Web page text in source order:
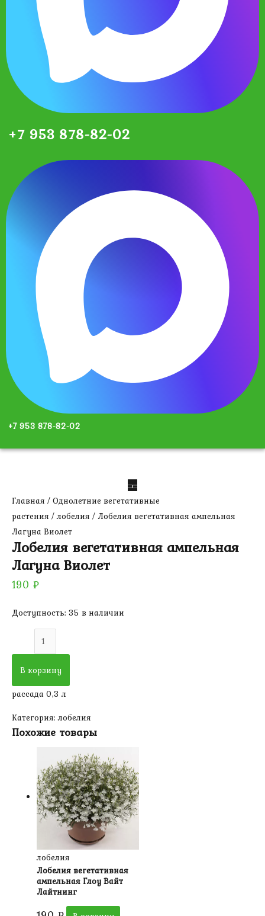
+7 953 878-82-02
+7 953 878-82-02
Главная / Однолетние вегетативные
растения /лобелия / Лобелия вегетативная ампельная
Лагуна Виолет
Лобелия вегетативная ампельная
Лагуна Виолет
190 ₽
Доступность: 35 в наличии
Количество
товара
Лобелия
ампельная
Лагуна
Виолет
В корзину
рассада 0,3 л
Категория:лобелия
Похожие товары
лобелия
Лобелия вегетативная
ампельная Глоу Вайт
Лайтнинг